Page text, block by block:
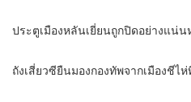
ประตูเมืองหลันเยี่ยนถูกปิดอย่างแน่น
ถังเสี่ยวซียืนมองกองทัพจากเมืองชีไ